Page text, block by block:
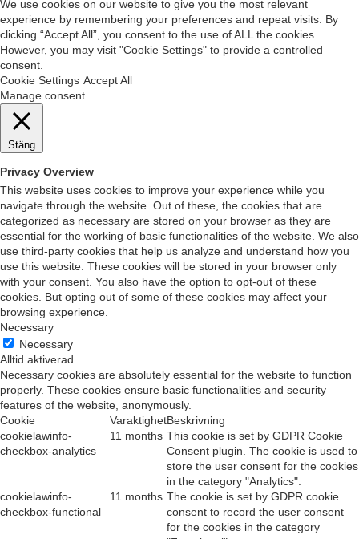
Stäng
Privacy Overview
This website uses cookies to improve your experience while you
navigate through the website. Out of these, the cookies that are
categorized as necessary are stored on your browser as they are
essential for the working of basic functionalities of the website. We also
use third-party cookies that help us analyze and understand how you
use this website. These cookies will be stored in your browser only
cookies. But opting out of some of these cookies may affect your
browsing experience.
Necessary
Necessary
Alltid aktiverad
Necessary cookies are absolutely essential for the website to function
properly. These cookies ensure basic functionalities and security
features of the website, anonymously.
Cookie
VaraktighetBeskrivning
cookielawinfo-
checkbox-analytics
cookielawinfo-
checkbox-functional
11 months The cookie is set by GDPR cookie
consent to record the user consent
for the cookies in the category
"Functional".
cookielawinfo-
checkbox-necessary
11 months This cookie is set by GDPR Cookie
Consent plugin. The cookies is used
to store the user consent for the
cookies in the category "Necessary".
cookielawinfo-
checkbox-others
11 months This cookie is set by GDPR Cookie
Consent plugin. The cookie is used to
store the user consent for the cookies